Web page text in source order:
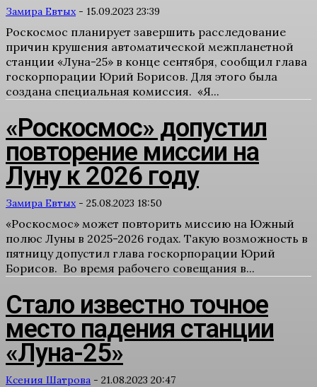
Замира Евтых - 15.09.2023 23:39
Роскосмос планирует завершить расследование
причин крушения автоматической межпланетной
станции «Луна-25» в конце сентября, сообщил глава
госкорпорации Юрий Борисов. Для этого была
создана специальная комиссия. «Я...
«Роскосмос» допустил
повторение миссии на
Луну к 2026 году
Замира Евтых - 25.08.2023 18:50
«Роскосмос» может повторить миссию на Южный
полюс Луны в 2025-2026 годах. Такую возможность в
пятницу допустил глава госкорпорации Юрий
Борисов. Во время рабочего совещания в...
Стало известно точное
место падения станции
«Луна-25»
Ксения Шатрова - 21.08.2023 20:47